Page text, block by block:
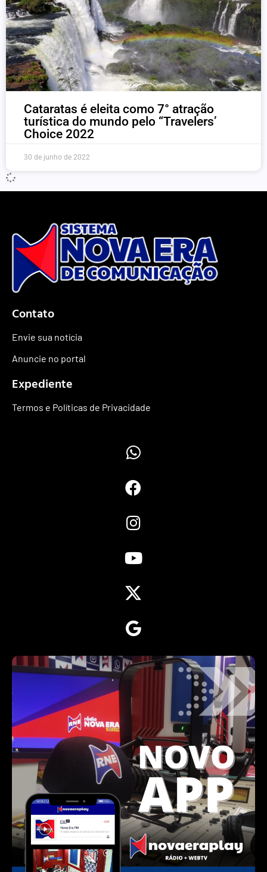
Cataratas é eleita como 7° atração
turística do mundo pelo “Travelers’
Choice 2022
30 de junho de 2022
Contato
Envie sua notícia
Anuncie no portal
Expediente
Termos e Políticas de Privacidade